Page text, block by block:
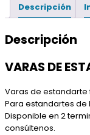
Descripción
Descripción
VARAS DE
Varas de
Para estandartes de
Disponible en 2
consúltenos.